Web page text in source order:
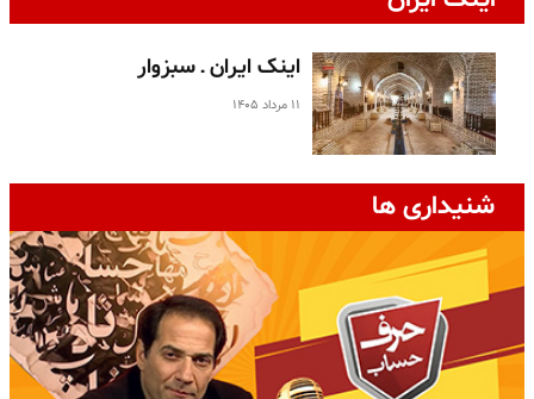
اینک ایران ـ سبزوار
۱۱ مرداد ۱۴۰۵
شنیداری ها